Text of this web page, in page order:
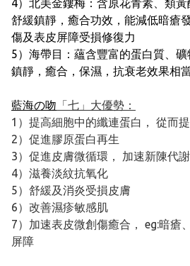
4）北美金鏤梅：含原花青素、類黃
舒緩鎮靜，癒合功效，能減低暗瘡
傷及表皮屏障受損修復力
5）海帶目：蘊含豐富的蛋白質、
鎮靜，癒合，保濕，抗衰老效果相
藍海の吻 「七」大優勢：
1）提高細胞中的纖連蛋白， 從而
2）促進膠原蛋白再生
3）促進皮膚微循環， 加速新陳代謝
4）滋養淡紋抗氧化
5）舒緩及消炎受損皮膚
6）改善濕疹敏感肌
7）加速表皮微創傷癒合， eg:暗瘡
屏障